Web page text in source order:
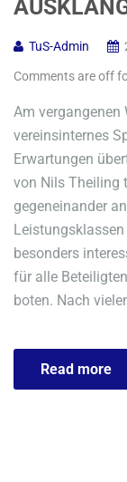
SKLANG
TuS-Admin
Comments are off
Am vergangenen
vereinsinternes
Erwartungen
von Nils Theiling
gegeneinander
besonders
für alle
boten. Nach
Read more